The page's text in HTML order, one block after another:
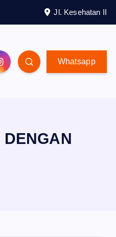
Jl. Kesehatan II
Whatsapp